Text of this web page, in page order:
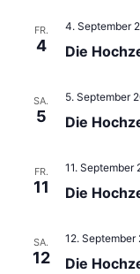
FR.
4 Die
4. September
SA.
5 Die
5. September
FR.
11 Die
11. September
SA.
12 Die
12.